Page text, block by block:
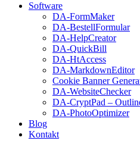
Software
DA-FormMaker
DA-BestellFormular
DA-HelpCreator
DA-QuickBill
DA-HtAccess
DA-MarkdownEditor
Cookie Banner
DA-WebsiteChecker
DA-CryptPad –
DA-PhotoOptimizer
Blog
Kontakt